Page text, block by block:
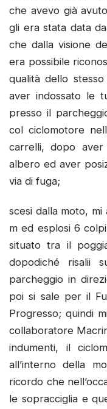
che avevo già
gli era stata data
che dalla visione
era possibile
qualità dello
aver indossato le
presso il
col ciclomotore
carrelli, dopo
albero ed aver
via di fuga;
scesi dalla moto, mi
m ed esplosi 6
situato tra il
dopodiché risalii
parcheggio in
poi si sale per il
Progresso; quindi
collaboratore
indumenti, il
all’interno della
ricordo che
le sopracciglia e